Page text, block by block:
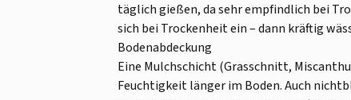
täglich gießen, da sehr empfindlich bei
sich bei Trockenheit ein – dann kräftig
Bodenabdeckung
Eine Mulchschicht (Grasschnitt,
Feuchtigkeit länger im Boden. Auch